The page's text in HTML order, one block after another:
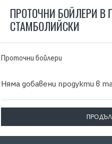
ПРОТОЧНИ БОЙЛЕРИ В
СТАМБОЛИЙСКИ
Проточни бойлери
Няма добавени продукти в